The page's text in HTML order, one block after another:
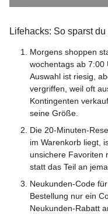
Lifehacks: So sparst
Morgens shoppen
wochentags ab 7:00
Auswahl ist riesig,
vergriffen, weil oft
Kontingenten
seine Größe.
Die 20-Minuten-
im Warenkorb liegt,
unsichere Favoriten
statt das Teil an
Neukunden-Code
Bestellung nur ein
Neukunden-Rabatt